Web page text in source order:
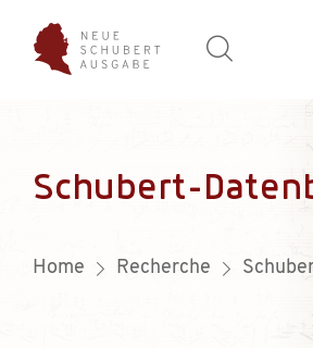
Schubert-
Home Recherche